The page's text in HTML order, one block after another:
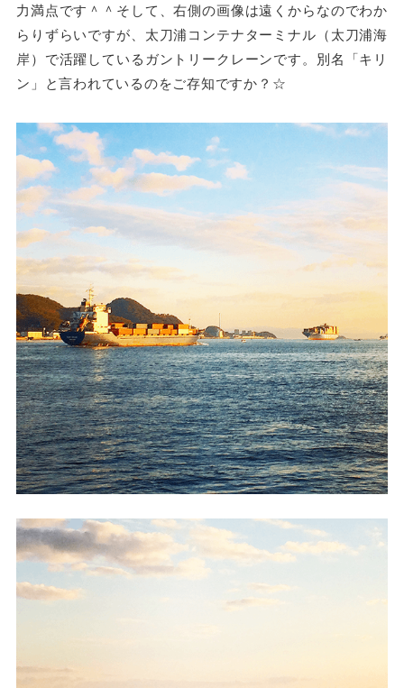
力満点です＾＾そして、右側の画像は遠くからなのでわか
らりずらいですが、太刀浦コンテナターミナル（太刀浦海
岸）で活躍しているガントリークレーンです。別名「キリ
ン」と言われているのをご存知ですか？☆